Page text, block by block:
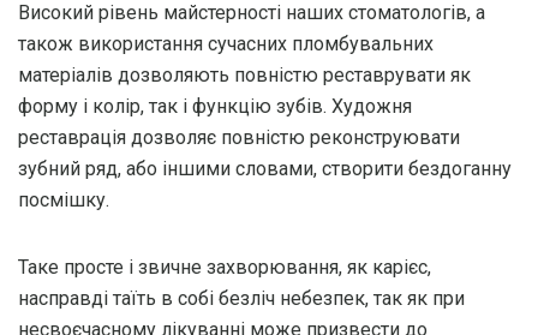
Високий рівень майстерності наших стоматологів, а
також використання сучасних пломбувальних
матеріалів дозволяють повністю реставрувати як
форму і колір, так і функцію зубів. Художня
реставрація дозволяє повністю реконструювати
зубний ряд, або іншими словами, створити бездоганну
посмішку.
Таке просте і звичне захворювання, як карієс,
насправді таїть в собі безліч небезпек, так як при
несвоєчасному лікуванні може призвести до